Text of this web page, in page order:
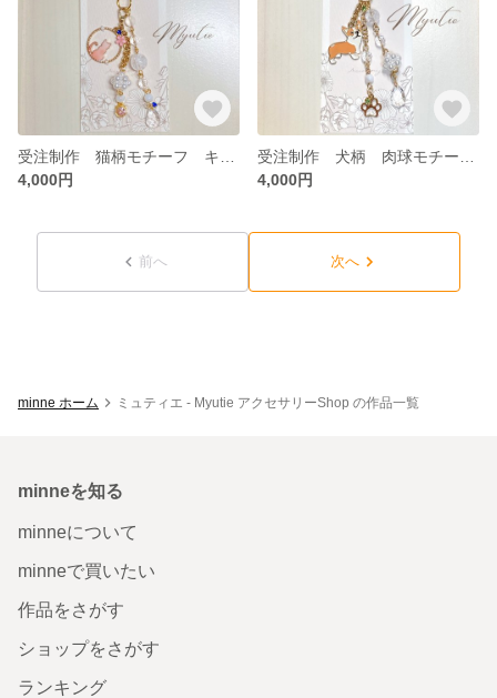
4,000円
4,000円
前へ 次へ
minne ホーム ミュティエ - Myutie アクセサリーShop の作品一覧
minneを知る
minneについて
minneで買いたい
作品をさがす
ショップをさがす
ランキング